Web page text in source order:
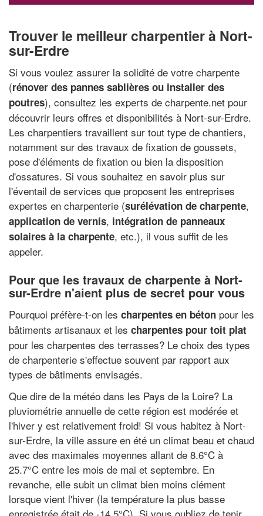
Trouver le meilleur charpentier à Nort-
sur-Erdre
Si vous voulez assurer la solidité de votre charpente
(rénover des pannes sablières ou installer des
poutres), consultez les experts de charpente.net pour
découvrir leurs offres et disponibilités à Nort-sur-Erdre.
Les charpentiers travaillent sur tout type de chantiers,
notamment sur des travaux de fixation de goussets,
pose d'éléments de fixation ou bien la disposition
d'ossatures. Si vous souhaitez en savoir plus sur
l'éventail de services que proposent les entreprises
expertes en charpenterie (surélévation de charpente,
application de vernis, intégration de panneaux
solaires à la charpente, etc.), il vous suffit de les
appeler.
Pour que les travaux de charpente à Nort-
sur-Erdre n'aient plus de secret pour vous
Pourquoi préfère-t-on les charpentes en béton pour les
bâtiments artisanaux et les charpentes pour toit plat
pour les charpentes des terrasses? Le choix des types
de charpenterie s'effectue souvent par rapport aux
types de bâtiments envisagés.
Que dire de la météo dans les Pays de la Loire? La
pluviométrie annuelle de cette région est modérée et
l'hiver y est relativement froid! Si vous habitez à Nort-
sur-Erdre, la ville assure en été un climat beau et chaud
avec des maximales moyennes allant de 8.6°C à
25.7°C entre les mois de mai et septembre. En
revanche, elle subit un climat bien moins clément
lorsque vient l'hiver (la température la plus basse